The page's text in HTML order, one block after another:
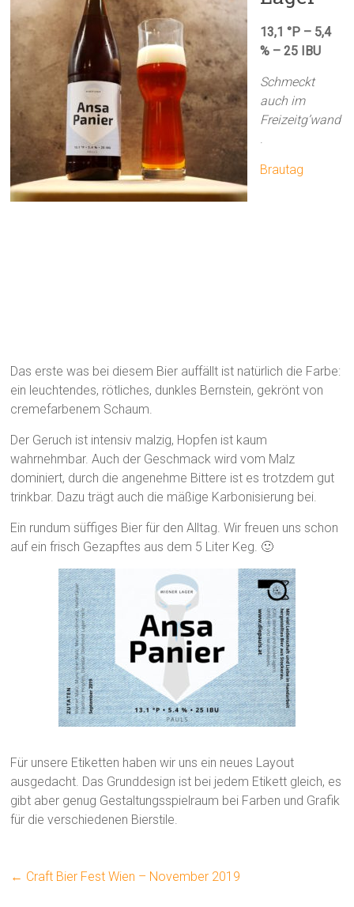
13,1 °P – 5,4
% – 25 IBU
Schmeckt
auch im
Freizeitg’wand
.
Brautag
Das erste was bei diesem Bier auffällt ist natürlich die Farbe:
ein leuchtendes, rötliches, dunkles Bernstein, gekrönt von
cremefarbenem Schaum.
Der Geruch ist intensiv malzig, Hopfen ist kaum
wahrnehmbar. Auch der Geschmack wird vom Malz
dominiert, durch die angenehme Bittere ist es trotzdem gut
trinkbar. Dazu trägt auch die mäßige Karbonisierung bei.
Ein rundum süffiges Bier für den Alltag. Wir freuen uns schon
auf ein frisch Gezapftes aus dem 5 Liter Keg. 🙂
Für unsere Etiketten haben wir uns ein neues Layout
ausgedacht. Das Grunddesign ist bei jedem Etikett gleich, es
gibt aber genug Gestaltungsspielraum bei Farben und Grafik
für die verschiedenen Bierstile.
← Craft Bier Fest Wien – November 2019